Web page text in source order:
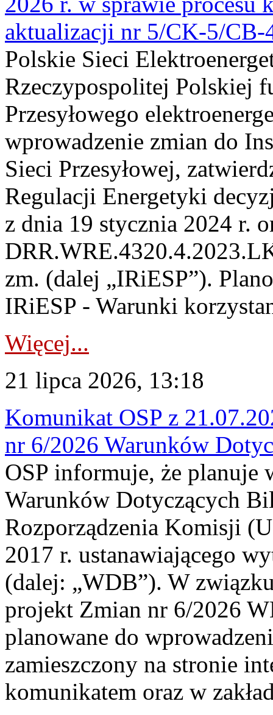
aktualizacji nr 5/CK-5/CB-
Polskie Sieci
Rzeczypospolitej Polskiej
Przesyłowego
wprowadzenie zmian do
Sieci Przesyłowej,
Regulacji Energetyki
z dnia 19 stycznia 2024 r.
zm. (dalej „IRiESP”).
IRiESP - Warunki
Więcej...
21 lipca 2026, 13:18
Komunikat OSP z
nr 6/2026 Warunków
OSP informuje, że planuje
Warunków Dotyczących
Rozporządzenia Komisji
2017 r. ustanawiającego
(dalej: „WDB”). W
projekt Zmian nr 6/2026
planowane do
zamieszczony na stronie
komunikatem oraz w